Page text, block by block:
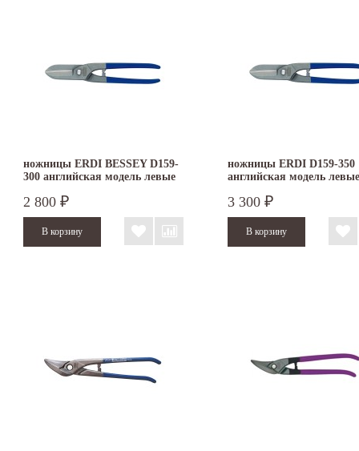
ножницы ERDI BESSEY D159-
300 английская модель левые
2 800 ₽
ножницы ERDI D159-350
английская модель левые
3 300 ₽